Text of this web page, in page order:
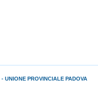
PROVINCIALE PADOVA